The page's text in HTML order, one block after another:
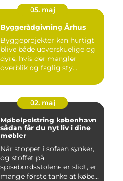
05. maj
Byggerådgivning Århus
Byggeprojekter kan hurtigt
blive både uoverskuelige og
dyre, hvis der mangler
overblik og faglig sty...
02. maj
Møbelpolstring københavn
sådan får du nyt liv i dine
møbler
Når stoppet i sofaen synker,
og stoffet på
spisebordsstolene er slidt, er
mange første tanke at købe...